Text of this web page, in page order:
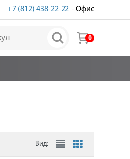
+7 (812) 438-22-22 - Офис
0
Вид: